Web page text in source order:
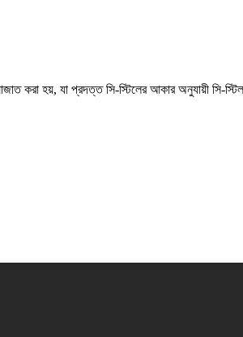
করা হয়, যা প্রদত্ত সি-স্টিলের আকার অনুযায়ী সি-